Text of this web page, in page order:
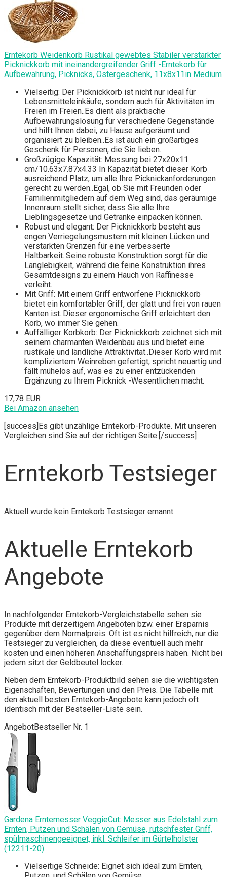
Erntekorb Weidenkorb Rustikal gewebtes Stabiler verstärkter
Picknickkorb mit ineinandergreifender Griff -Erntekorb für
Aufbewahrung, Picknicks, Ostergeschenk, 11x8x11in Medium
Vielseitig: Der Picknickkorb ist nicht nur ideal für
Lebensmitteleinkäufe, sondern auch für Aktivitäten im
Freien im Freien..Es dient als praktische
Aufbewahrungslösung für verschiedene Gegenstände
und hilft Ihnen dabei, zu Hause aufgeräumt und
organisiert zu bleiben..Es ist auch ein großartiges
Geschenk für Personen, die Sie lieben.
Großzügige Kapazität: Messung bei 27x20x11
cm/10.63x7.87x4.33 In Kapazität bietet dieser Korb
ausreichend Platz, um alle Ihre Picknickanforderungen
gerecht zu werden..Egal, ob Sie mit Freunden oder
Familienmitgliedern auf dem Weg sind, das geräumige
Innenraum stellt sicher, dass Sie alle Ihre
Lieblingsgesetze und Getränke einpacken können.
Robust und elegant: Der Picknickkorb besteht aus
engen Verriegelungsmustern mit kleinen Lücken und
verstärkten Grenzen für eine verbesserte
Haltbarkeit..Seine robuste Konstruktion sorgt für die
Langlebigkeit, während die feine Konstruktion ihres
Gesamtdesigns zu einem Hauch von Raffinesse
verleiht.
Mit Griff: Mit einem Griff entworfene Picknickkorb
bietet ein komfortabler Griff, der glatt und frei von rauen
Kanten ist..Dieser ergonomische Griff erleichtert den
Korb, wo immer Sie gehen.
Auffälliger Korbkorb: Der Picknickkorb zeichnet sich mit
seinem charmanten Weidenbau aus und bietet eine
rustikale und ländliche Attraktivität..Dieser Korb wird mit
kompliziertem Weinreben gefertigt, spricht neuartig und
fällt mühelos auf, was es zu einer entzückenden
Ergänzung zu Ihrem Picknick -Wesentlichen macht.
17,78 EUR
Bei Amazon ansehen
[success]Es gibt unzählige Erntekorb-Produkte. Mit unseren
Vergleichen sind Sie auf der richtigen Seite.[/success]
Erntekorb Testsieger
Aktuell wurde kein Erntekorb Testsieger ernannt.
Aktuelle Erntekorb
Angebote
In nachfolgender Erntekorb-Vergleichstabelle sehen sie
Produkte mit derzeitigem Angeboten bzw. einer Ersparnis
gegenüber dem Normalpreis. Oft ist es nicht hilfreich, nur die
Testsieger zu vergleichen, da diese eventuell auch mehr
kosten und einen höheren Anschaffungspreis haben. Nicht bei
jedem sitzt der Geldbeutel locker.
Neben dem Erntekorb-Produktbild sehen sie die wichtigsten
Eigenschaften, Bewertungen und den Preis. Die Tabelle mit
den aktuell besten Erntekorb-Angebote kann jedoch oft
identisch mit der Bestseller-Liste sein.
AngebotBestseller Nr. 1
Gardena Erntemesser VeggieCut: Messer aus Edelstahl zum
Ernten, Putzen und Schälen von Gemüse, rutschfester Griff,
spülmaschinengeeignet, inkl. Schleifer im Gürtelholster
(12211-20)
Vielseitige Schneide: Eignet sich ideal zum Ernten,